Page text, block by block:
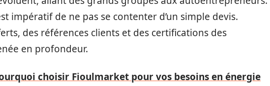
impératif de ne pas se contenter d’un simple devis.
des références clients et des certifications des
en profondeur.
choisir Fioulmarket pour vos besoins en énergie